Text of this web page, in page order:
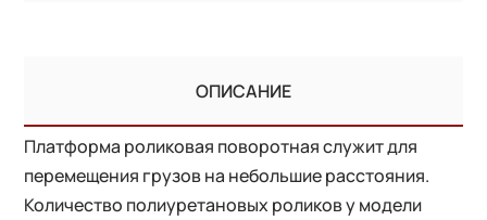
ОПИСАНИЕ
Платформа роликовая поворотная служит для
перемещения грузов на небольшие расстояния.
Количество полиуретановых роликов у модели